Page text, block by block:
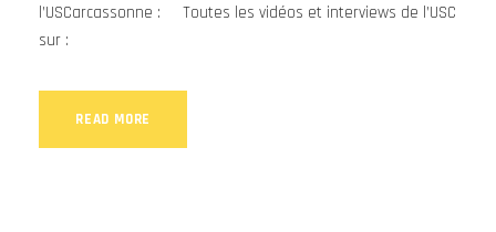
l’USCarcassonne : Toutes les vidéos et interviews de l’USC
sur :
READ MORE